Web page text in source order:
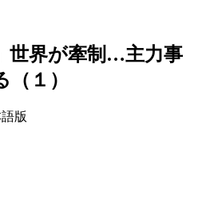
世界が牽制…主力事
１）
版